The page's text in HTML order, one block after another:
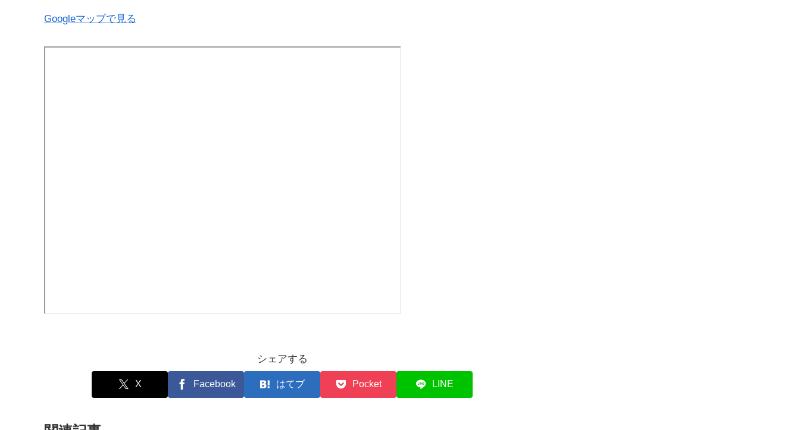
Googleマップで見る
シェアする
X Facebook はてブ Pocket LINE